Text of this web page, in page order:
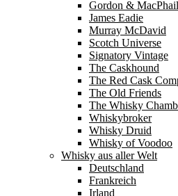
Gordon & MacPhail
James Eadie
Murray McDavid
Scotch Universe
Signatory Vintage
The Caskhound
The Red Cask
The Old Friends
The Whisky
Whiskybroker
Whisky Druid
Whisky of Voodoo
Whisky aus aller Welt
Deutschland
Frankreich
Irland